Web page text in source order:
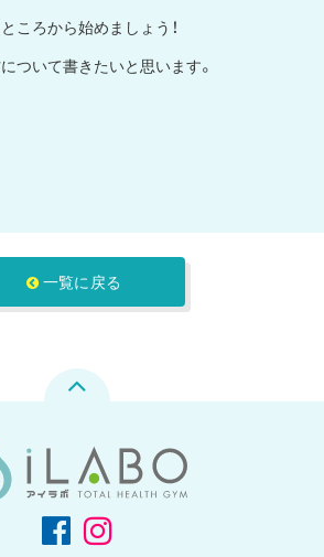
ころから始めましょう！
ついて書きたいと思います。
一覧に戻る